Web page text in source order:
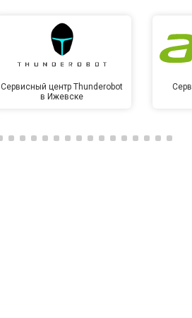
Сервисный центр Thunderobot
в Ижевске